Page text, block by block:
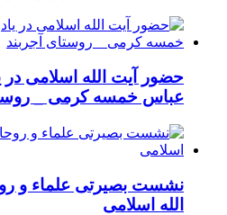
حضور آیت الله اسلامی در
عباس خمسه کرمی _
نشست بصیرتی علماء و
الله اسلامی